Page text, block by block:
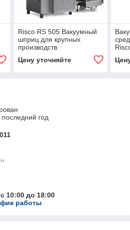
Risco RS 505 Вакуумный
шприц для крупных
производств
Цену уточняйте
год
10:00 до 18:00
работы